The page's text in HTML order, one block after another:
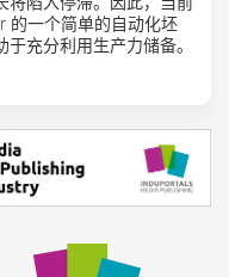
的一个简单的自动化坯
充分利用生产力储备。